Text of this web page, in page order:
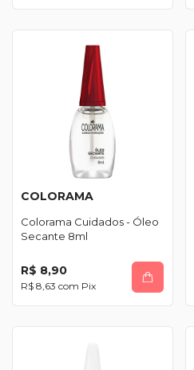
COLORAMA
Colorama Cuidados - Óleo
Secante 8ml
R$ 8,90
R$ 8,63 com Pix